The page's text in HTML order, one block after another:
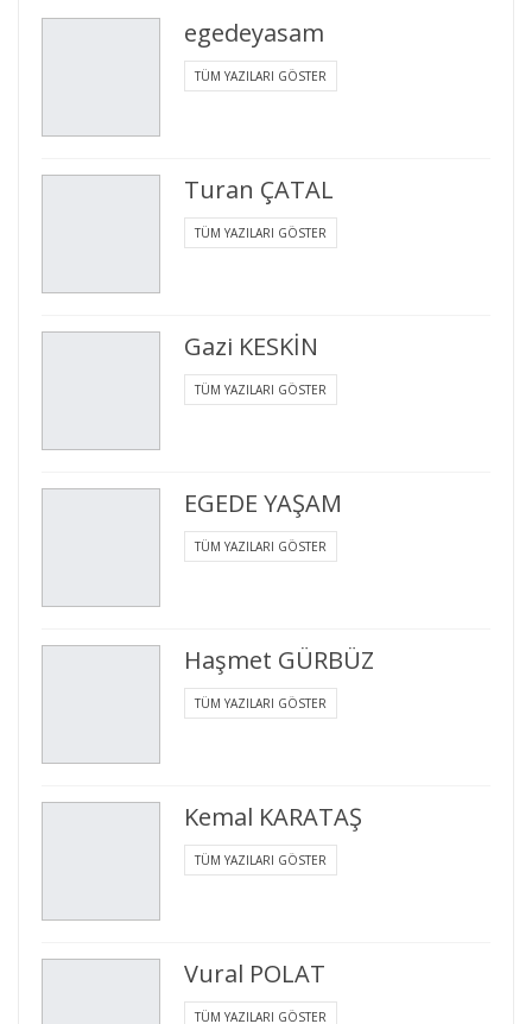
egedeyasam
TÜM YAZILARI GÖSTER
Turan ÇATAL
TÜM YAZILARI GÖSTER
Gazi KESKİN
TÜM YAZILARI GÖSTER
EGEDE YAŞAM
TÜM YAZILARI GÖSTER
Haşmet GÜRBÜZ
TÜM YAZILARI GÖSTER
Kemal KARATAŞ
TÜM YAZILARI GÖSTER
Vural POLAT
TÜM YAZILARI GÖSTER